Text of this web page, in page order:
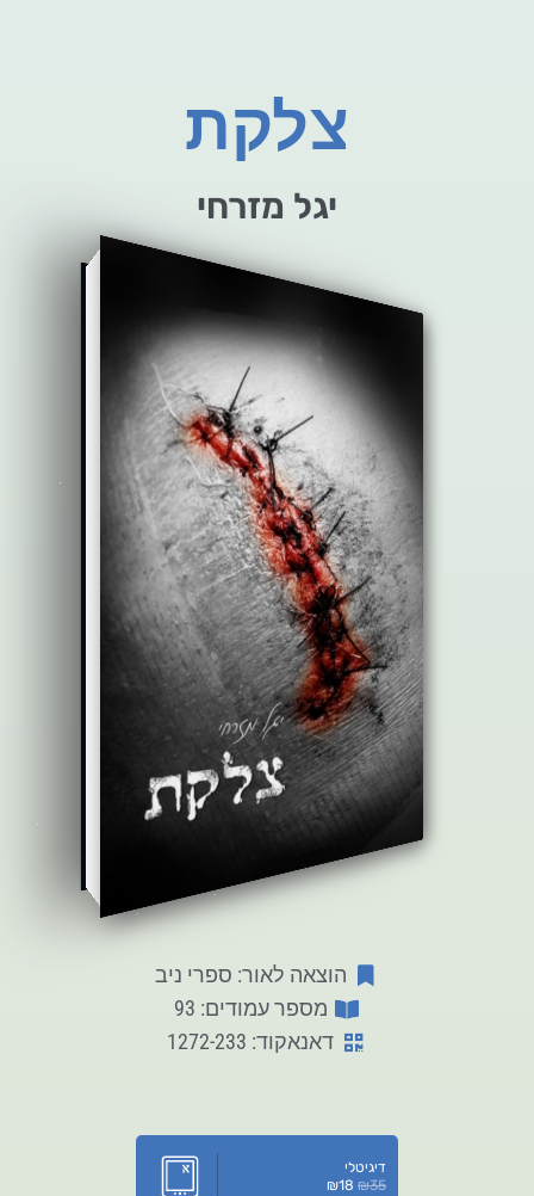
צלקת
יגל מזרחי
הוצאה לאור: ספרי ניב
מספר עמודים: 93
דאנאקוד: 1272-233
דיגיטלי
₪35
₪18